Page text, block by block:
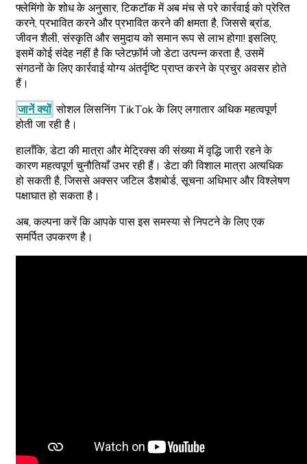
फ्लेमिंगो के शोध के अनुसार, टिकटॉक में अब मंच से परे कार्रवाई को प्रेरित
करने, प्रभावित करने और प्रभावित करने की क्षमता है, जिससे ब्रांड,
जीवन शैली, संस्कृति और समुदाय को समान रूप से लाभ होगा! इसलिए,
इसमें कोई संदेह नहीं है कि प्लेटफ़ॉर्म जो डेटा उत्पन्न करता है, उसमें
संगठनों के लिए कार्रवाई योग्य अंतर्दृष्टि प्राप्त करने के प्रचुर अवसर होते
हैं।
जानें क्यों सोशल लिसनिंग TikTok के लिए लगातार अधिक महत्वपूर्ण
होती जा रही है।
हालाँकि, डेटा की मात्रा और मेट्रिक्स की संख्या में वृद्धि जारी रहने के
कारण महत्वपूर्ण चुनौतियाँ उभर रही हैं। डेटा की विशाल मात्रा अत्यधिक
हो सकती है, जिससे अक्सर जटिल डैशबोर्ड, सूचना अधिभार और विश्लेषण
पक्षाघात हो सकता है।
अब, कल्पना करें कि आपके पास इस समस्या से निपटने के लिए एक
समर्पित उपकरण है।